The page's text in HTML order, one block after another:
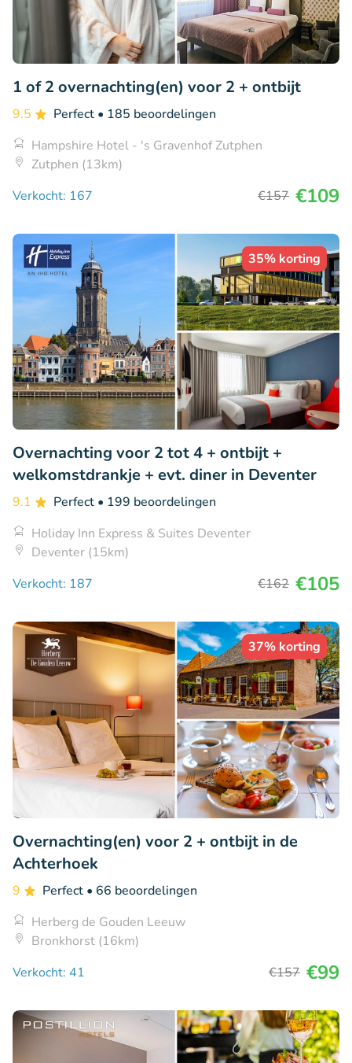
1 of 2 overnachting(en) voor 2 + ontbijt
9.5 Perfect • 185 beoordelingen
Hampshire Hotel - 's Gravenhof Zutphen
Zutphen (13km)
Verkocht: 167
€157 €109
35% korting
Overnachting voor 2 tot 4 + ontbijt +
welkomstdrankje + evt. diner in Deventer
9.1 Perfect • 199 beoordelingen
Holiday Inn Express & Suites Deventer
Deventer (15km)
Verkocht: 187
€162 €105
37% korting
Overnachting(en) voor 2 + ontbijt in de
Achterhoek
9 Perfect • 66 beoordelingen
Herberg de Gouden Leeuw
Bronkhorst (16km)
Verkocht: 41
€157 €99